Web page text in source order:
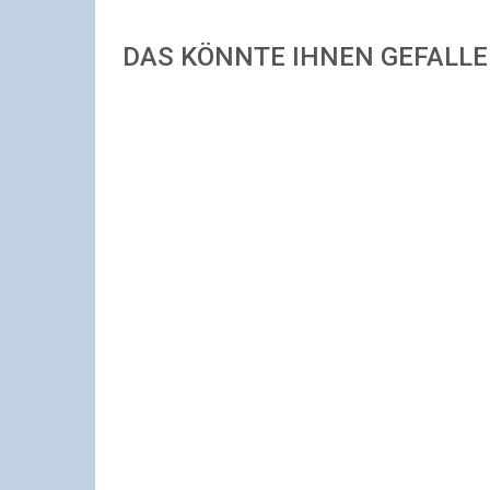
DAS KÖNNTE IHNEN